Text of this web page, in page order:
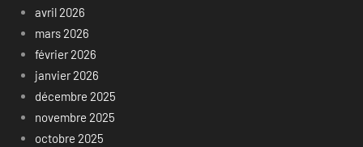
avril 2026
mars 2026
février 2026
janvier 2026
décembre 2025
novembre 2025
octobre 2025